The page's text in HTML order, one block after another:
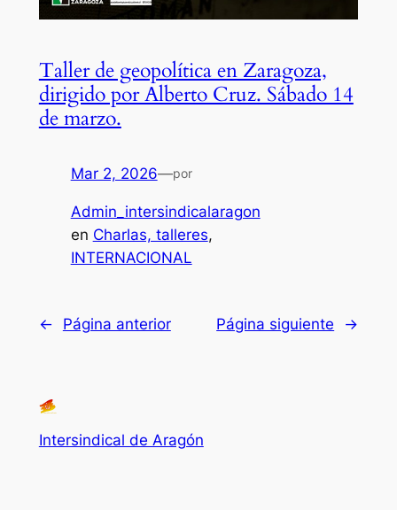
Taller de geopolítica en Zaragoza,
dirigido por Alberto Cruz. Sábado 14
de marzo.
Mar 2, 2026—por
Admin_intersindicalaragon
en Charlas, talleres
INTERNACIONAL
← Página anterior Página siguiente →
Intersindical de Aragón